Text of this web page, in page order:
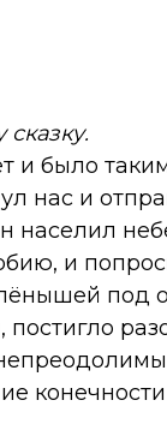
и было
нас и
населил
и
под
конечности